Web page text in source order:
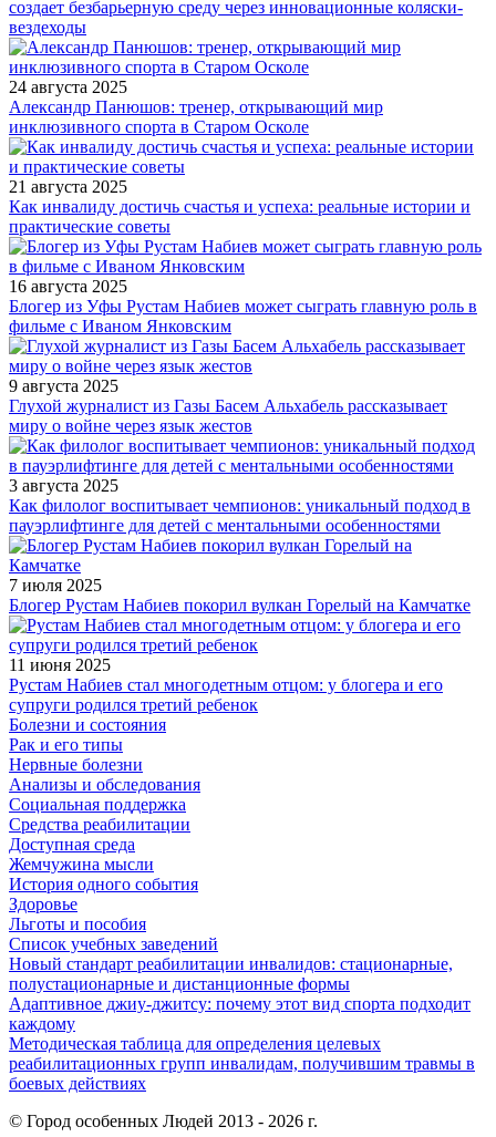
создает безбарьерную среду через инновационные коляски-
вездеходы
24 августа 2025
Александр Панюшов: тренер, открывающий мир
инклюзивного спорта в Старом Осколе
21 августа 2025
Как инвалиду достичь счастья и успеха: реальные истории и
практические советы
16 августа 2025
Блогер из Уфы Рустам Набиев может сыграть главную роль в
фильме с Иваном Янковским
9 августа 2025
Глухой журналист из Газы Басем Альхабель рассказывает
миру о войне через язык жестов
3 августа 2025
Как филолог воспитывает чемпионов: уникальный подход в
пауэрлифтинге для детей с ментальными особенностями
7 июля 2025
Блогер Рустам Набиев покорил вулкан Горелый на Камчатке
11 июня 2025
Рустам Набиев стал многодетным отцом: у блогера и его
супруги родился третий ребенок
Болезни и состояния
Рак и его типы
Нервные болезни
Анализы и обследования
Социальная поддержка
Средства реабилитации
Доступная среда
Жемчужина мысли
История одного события
Здоровье
Льготы и пособия
Список учебных заведений
Новый стандарт реабилитации инвалидов: стационарные,
полустационарные и дистанционные формы
Адаптивное джиу-джитсу: почему этот вид спорта подходит
каждому
Методическая таблица для определения целевых
реабилитационных групп инвалидам, получившим травмы в
боевых действиях
© Город особенных Людей 2013 - 2026 г.